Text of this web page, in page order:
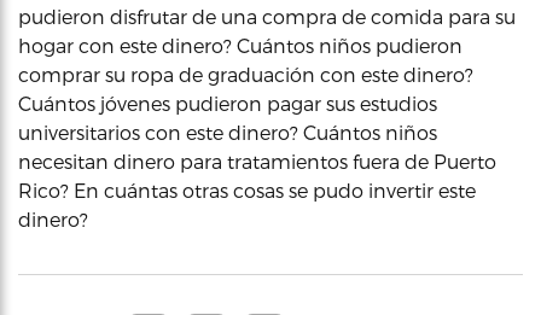
pudieron disfrutar de una compra de comida para su
hogar con este dinero? Cuántos niños pudieron
comprar su ropa de graduación con este dinero?
Cuántos jóvenes pudieron pagar sus estudios
universitarios con este dinero? Cuántos niños
necesitan dinero para tratamientos fuera de Puerto
Rico? En cuántas otras cosas se pudo invertir este
dinero?